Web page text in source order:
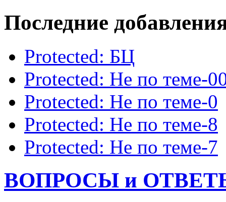
Последние
Protected: БЦ
Protected: Не по теме-
Protected: Не по теме-0
Protected: Не по теме-8
Protected: Не по теме-7
ВОПРОСЫ и